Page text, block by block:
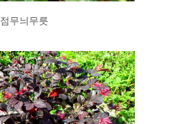
점무늬무릇